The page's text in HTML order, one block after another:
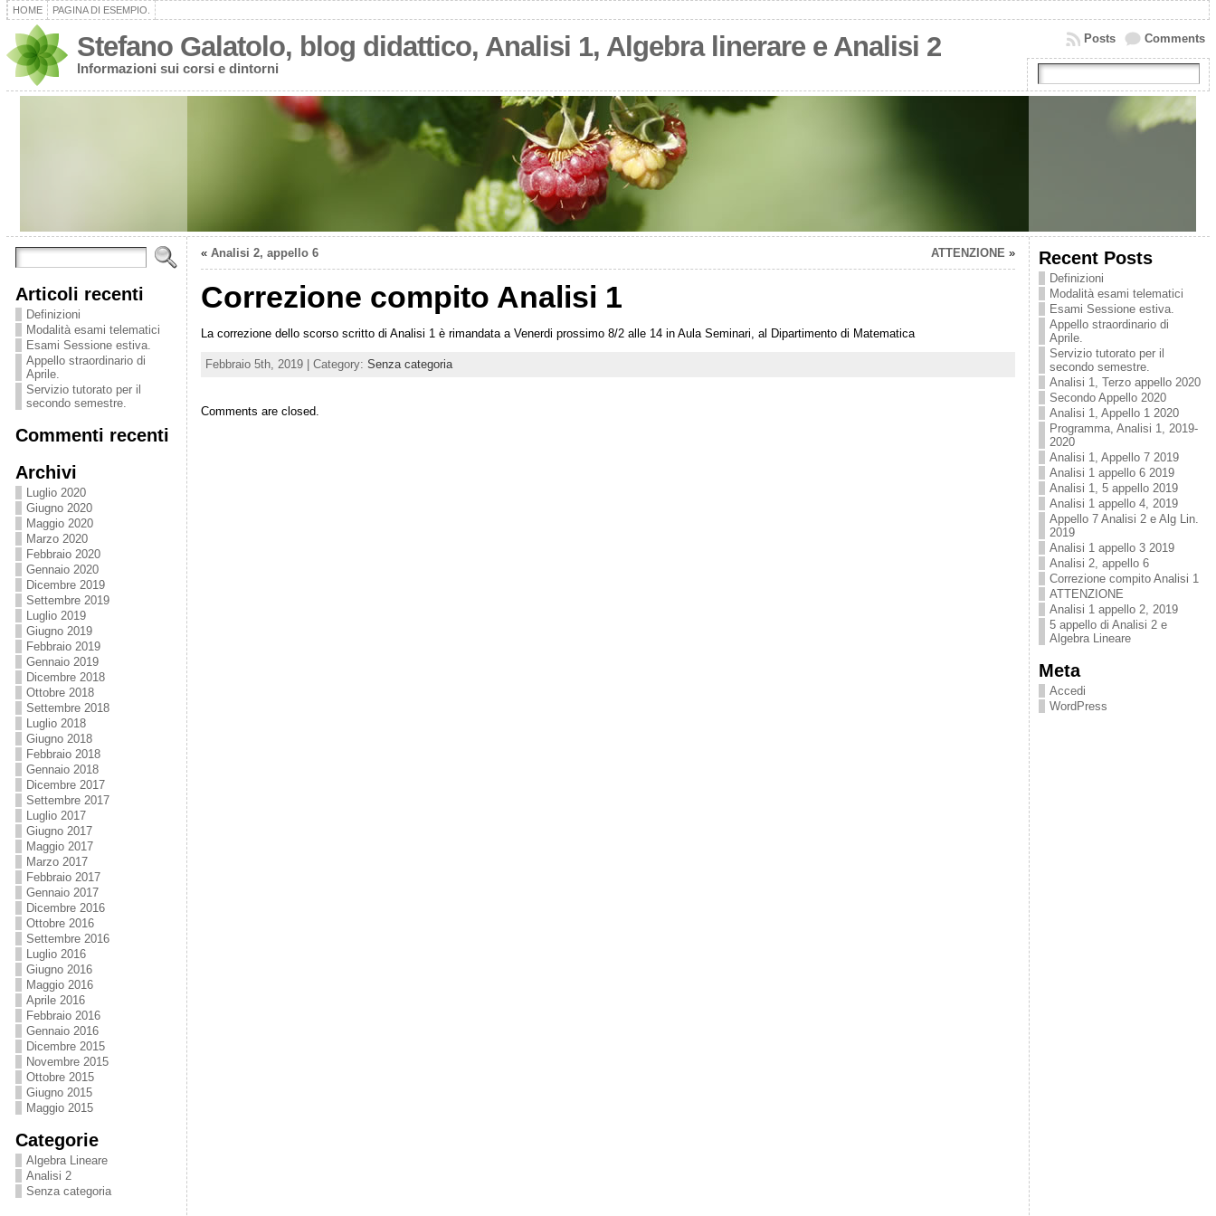
HOME PAGINA DI ESEMPIO.
Stefano Galatolo, blog didattico, Analisi 1, Algebra linerare e Analisi 2
Informazioni sui corsi e dintorni
Comments
Posts
Articoli recenti
Definizioni
Modalità esami telematici
Esami Sessione estiva.
Appello straordinario di
Aprile.
Servizio tutorato per il
secondo semestre.
Commenti recenti
Archivi
Luglio 2020
Giugno 2020
Maggio 2020
Marzo 2020
Febbraio 2020
Gennaio 2020
Dicembre 2019
Settembre 2019
Luglio 2019
Giugno 2019
Febbraio 2019
Gennaio 2019
Dicembre 2018
Ottobre 2018
Settembre 2018
Luglio 2018
Giugno 2018
Febbraio 2018
Gennaio 2018
Dicembre 2017
Settembre 2017
Luglio 2017
Giugno 2017
Maggio 2017
Marzo 2017
Febbraio 2017
Gennaio 2017
Dicembre 2016
Ottobre 2016
Settembre 2016
Luglio 2016
Giugno 2016
Maggio 2016
Aprile 2016
Febbraio 2016
Gennaio 2016
Dicembre 2015
Novembre 2015
Ottobre 2015
Giugno 2015
Maggio 2015
Categorie
Algebra Lineare
Analisi 2
Senza categoria
« Analisi 2, appello 6 ATTENZIONE»
Correzione compito Analisi 1
La correzione dello scorso scritto di Analisi 1 è rimandata a Venerdi prossimo 8/2 alle 14 in Aula Seminari, al Dipartimento di Matematica
Febbraio 5th, 2019 | Category: Senza categoria
Comments are closed.
Recent Posts
Definizioni
Modalità esami telematici
Esami Sessione estiva.
Appello straordinario di
Aprile.
Servizio tutorato per il
secondo semestre.
Analisi 1, Terzo appello 2020
Secondo Appello 2020
Analisi 1, Appello 1 2020
Programma, Analisi 1, 2019-
2020
Analisi 1, Appello 7 2019
Analisi 1 appello 6 2019
Analisi 1, 5 appello 2019
Analisi 1 appello 4, 2019
Appello 7 Analisi 2 e Alg Lin.
2019
Analisi 1 appello 3 2019
Analisi 2, appello 6
Correzione compito Analisi 1
ATTENZIONE
Analisi 1 appello 2, 2019
5 appello di Analisi 2 e
Algebra Lineare
Meta
Accedi
WordPress